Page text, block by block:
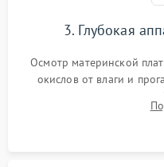
3. Глубокая
Осмотр материнской
окислов от влаги и
дежурных